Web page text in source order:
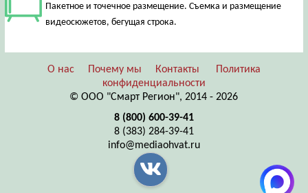
Пакетное и точечное размещение. Съемка и размещение
видеосюжетов, бегущая строка.
О нас Почему мы Контакты
Политика
конфиденциальности
© ООО "Смарт Регион", 2014 - 2026
8 (800) 600-39-41
8 (383) 284-39-41
info@mediaohvat.ru